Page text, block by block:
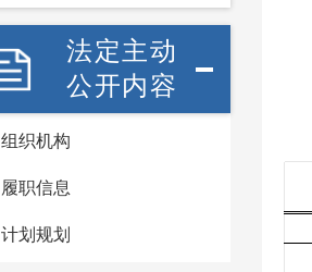
法定主动
公开内容
组织机构
履职信息
计划规划